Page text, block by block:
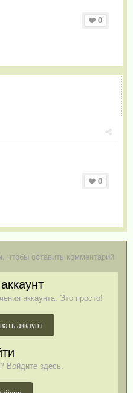
0
0
оставить комментарий
аккаунта. Это просто!
аккаунт
Войдите здесь.